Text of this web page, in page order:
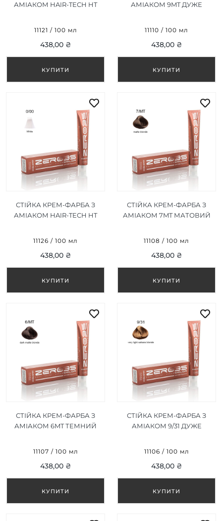
АМІАКОМ HAIR-TECH HT
КОРЕКТОР100ML
11121 / 100 мл
438,00 ₴
АМІАКОМ 9MT ДУЖЕ
BLONDE 100ML
11110 / 100 мл
438,00 ₴
СТІЙКА КРЕМ-ФАРБА З
АМІАКОМ HAIR-TECH HT
11126 / 100 мл
438,00 ₴
СТІЙКА КРЕМ-ФАРБА З
АМІАКОМ 7MT МАТОВИЙ
11108 / 100 мл
438,00 ₴
СТІЙКА КРЕМ-ФАРБА З
АМІАКОМ 6MT ТЕМНИЙ
11107 / 100 мл
438,00 ₴
СТІЙКА КРЕМ-ФАРБА З
АМІАКОМ 9/31 ДУЖЕ
SAHARA BLONDE 100ML
11106 / 100 мл
438,00 ₴